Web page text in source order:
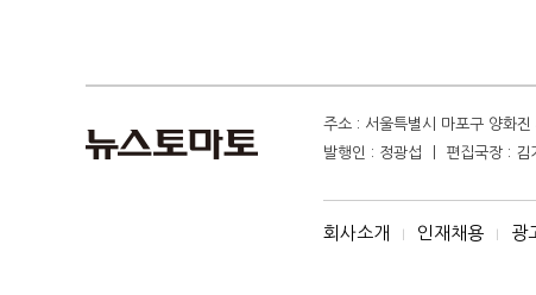
주소 : 서울특별시 마포구 양화
발행인 : 정광섭 ㅣ 편집국장 :
회사소개 I 인재채용 I 광